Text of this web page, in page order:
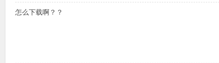
怎么下载啊？？